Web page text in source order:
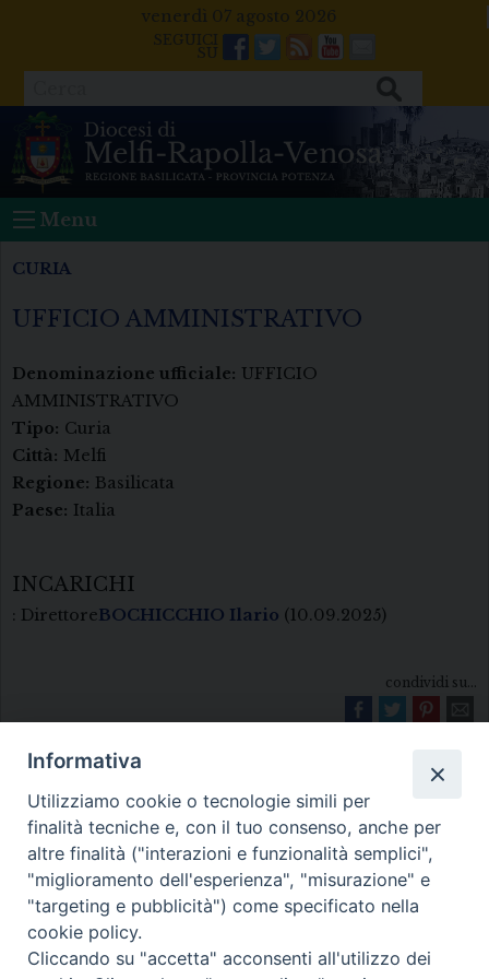
venerdì 07 agosto 2026
Facebook
Twitter
FeedsYoutube
Mail
Menu
CURIA
UFFICIO AMMINISTRATIVO
Denominazione ufficiale: UFFICIO
AMMINISTRATIVO
Tipo: Curia
Città: Melfi
Regione: Basilicata
Paese: Italia
INCARICHI
BOCHICCHIO Ilario
: Direttore (10.09.2025)
condividi su...
Diocesi di Melfi Rapolla Venosa
• Largo Duomo, 12 - 85025 MELFI (PZ) •
Informativa
Utilizziamo cookie o tecnologie simili per
finalità tecniche e, con il tuo consenso, anche per
altre finalità ("interazioni e funzionalità semplici",
"miglioramento dell'esperienza", "misurazione" e
"targeting e pubblicità") come specificato nella
cookie policy.
Cliccando su "accetta" acconsenti all'utilizzo dei